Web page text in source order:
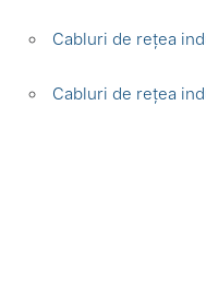
Cabluri de rețea
Cabluri de rețea